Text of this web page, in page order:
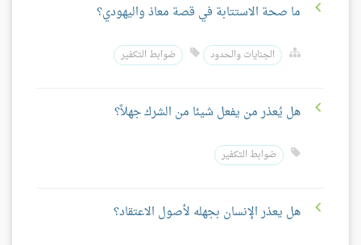
ما صحة الاستتابة في قصة معاذ واليهودي؟
الجنايات والحدود ضوابط التكفير
هل يُعذر من يفعل شيئا من الشرك جهلاً؟
ضوابط التكفير
هل يعذر الإنسان بجهله لأصول الاعتقاد؟